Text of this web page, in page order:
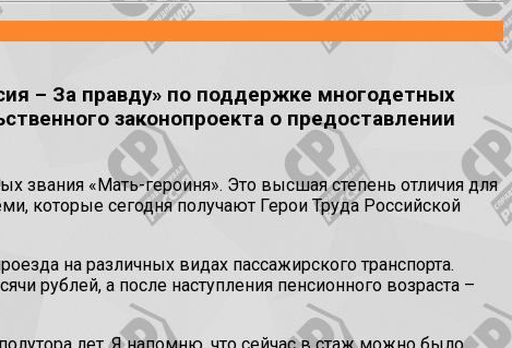
– За правду» по поддержке многодетных
законопроекта о предоставлении
звания «Мать-героиня». Это высшая степень отличия для
которые сегодня получают Герои Труда Российской
на различных видах пассажирского транспорта.
рублей, а после наступления пенсионного возраста –